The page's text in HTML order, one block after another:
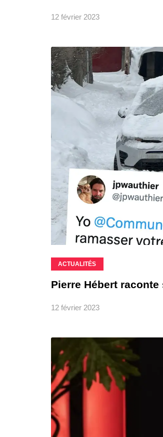
12 février 2023
ACTUALITÉS
Pierre Hébert
12 février 2023